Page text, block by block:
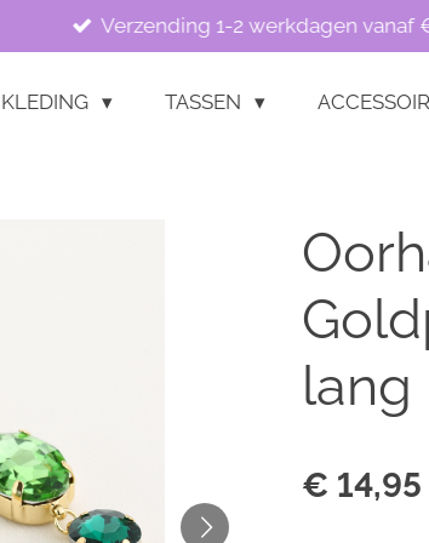
Verzending 1-2 werkdagen vanaf
KLEDING TASSEN
lang
€ 14,95